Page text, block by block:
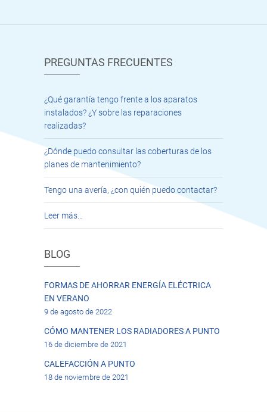
PREGUNTAS FRECUENTES
¿Qué garantía tengo frente a los aparatos
instalados? ¿Y sobre las reparaciones
realizadas?
¿Dónde puedo consultar las coberturas de los
planes de mantenimiento?
Tengo una avería, ¿con quién puedo contactar?
Leer más…
BLOG
FORMAS DE AHORRAR ENERGÍA ELÉCTRICA
EN VERANO
9 de agosto de 2022
CÓMO MANTENER LOS RADIADORES A PUNTO
16 de diciembre de 2021
CALEFACCIÓN A PUNTO
18 de noviembre de 2021